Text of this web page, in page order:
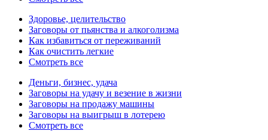
Здоровье, целительство
Заговоры от пьянства и алкоголизма
Как избавиться от переживаний
Как очистить легкие
Смотреть все
Деньги, бизнес, удача
Заговоры на удачу и везение в жизни
Заговоры на продажу машины
Заговоры на выигрыш в лотерею
Смотреть все